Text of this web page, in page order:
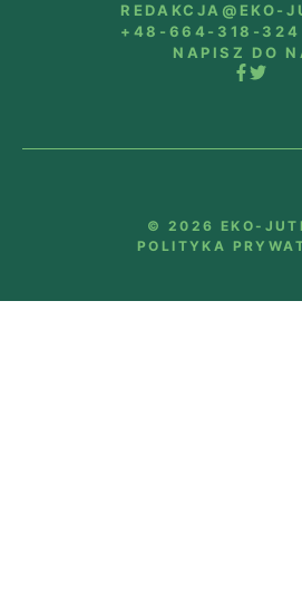
REDAKCJA@EKO-
+48-664-318-324
NAPISZ DO
© 2026 EKO-
POLITYKA